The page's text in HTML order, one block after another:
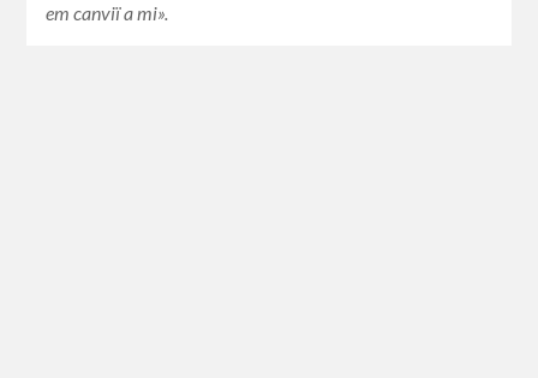
em canviï a mi».